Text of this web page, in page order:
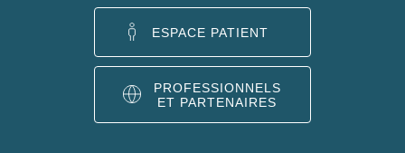
ESPACE PATIENT
PROFESSIONNELS
ET PARTENAIRES